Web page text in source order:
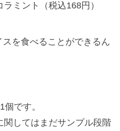
ミント（税込168円）
スを食べることができるん
です。
関してはまだサンプル段階